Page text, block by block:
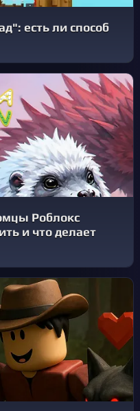
есть ли способ
Роблокс
и что делает